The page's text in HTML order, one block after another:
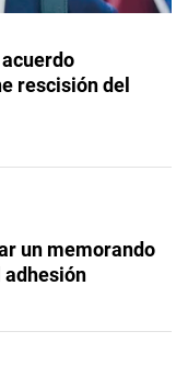
rescisión del
un memorando
adhesión